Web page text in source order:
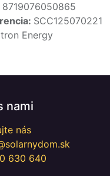
8719076050865
SCC125070221
Energy
nami
nás
630 640